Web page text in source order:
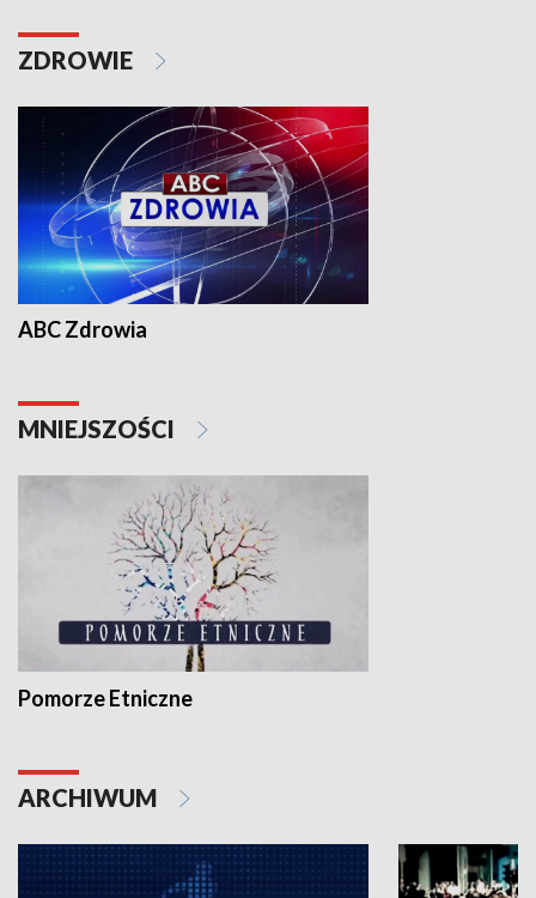
ZDROWIE
ABC Zdrowia
MNIEJSZOŚCI
Pomorze Etniczne
ARCHIWUM